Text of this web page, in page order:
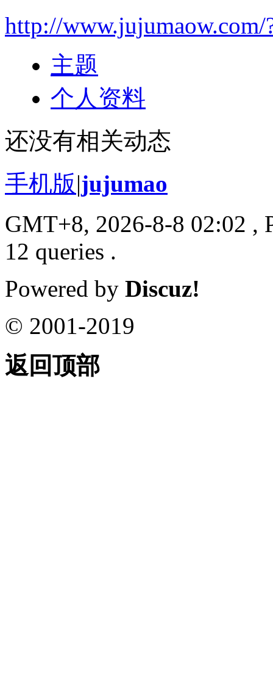
http://www.jujumaow.com/
主题
个人资料
还没有相关动态
手机版|jujumao
GMT+8, 2026-8-8 02:02 ,
12 queries .
Powered by Discuz!
© 2001-2019
返回顶部